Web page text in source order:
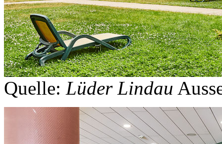
Quelle: Lüder Lindau